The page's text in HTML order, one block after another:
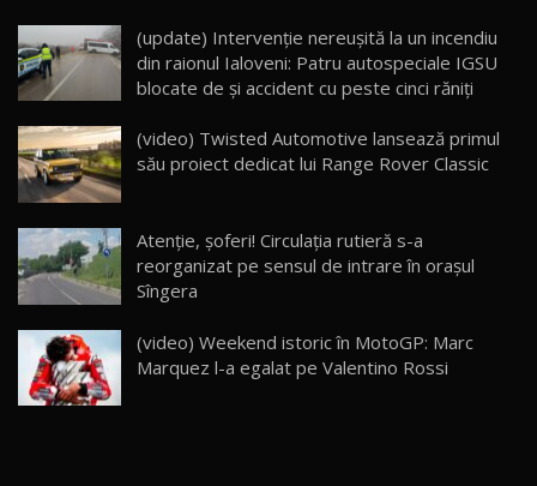
23
Lynk & Co 01 / Test Drive AutoBlog.MD
25:19
24
ZEEKR 009: Cel mai Performant și Confortabil
Van Electric Testat în Moldova / AutoBlog.MD
26:38
mai Exclusiv și Puternic Defender Testat în
Moldova
32:21
26
AutoBlog.MD
10:57
(update) Intervenție nereușită la un incendiu
din raionul Ialoveni: Patru autospeciale IGSU
blocate de și accident cu peste cinci răniți
(video) Twisted Automotive lansează primul
său proiect dedicat lui Range Rover Classic
Atenție, șoferi! Circulația rutieră s-a
reorganizat pe sensul de intrare în orașul
Sîngera
(video) Weekend istoric în MotoGP: Marc
Marquez l-a egalat pe Valentino Rossi